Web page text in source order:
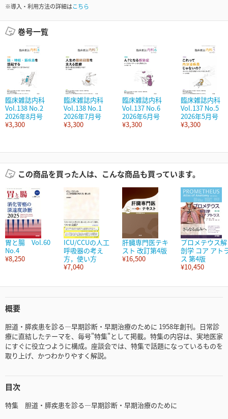
※導入・利用方法の詳細はこちら
巻号一覧
臨床雑誌内科
Vol.138 No.2
2026年8月号
¥3,300
臨床雑誌内科
Vol.138 No.1
2026年7月号
¥3,300
臨床雑誌内科
Vol.137 No.6
2026年6月号
¥3,300
臨床雑誌内科
Vol.137 No.5
2026年5月号
¥3,300
この商品を買った人は、こんな商品も買っています。
胃と腸 Vol.60
No.4
¥8,250
ICU/CCUの人工
呼吸器の考え
方，使い方
¥7,040
肝臓専門医テキ
スト 改訂第4版
¥16,500
プロメテウス解
剖学 コア アト
ス 第4版
¥10,450
概要
胆道・膵疾患を診る―早期診断・早期治療のために 1958年創刊。日常診
療に直結したテーマを、毎号"特集"として掲載。特集の内容は、実地医家
にすぐに役立つように構成。座談会では、特集で話題になっているものを
取り上げ、かつわかりやすく解説。
目次
特集 胆道・膵疾患を診る―早期診断・早期治療のために